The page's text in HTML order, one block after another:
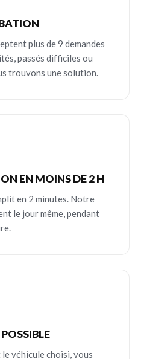
plus de 9 demandes
passés difficiles ou
trouvons une solution.
EN MOINS DE 2 H
en 2 minutes. Notre
le jour même, pendant
véhicule choisi, vous